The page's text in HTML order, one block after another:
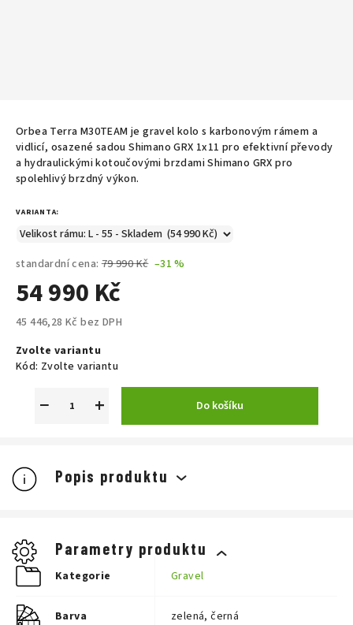
Orbea Terra M30TEAM je gravel kolo s karbonovým rámem a
vidlicí, osazené sadou Shimano GRX 1x11 pro efektivní převody
a hydraulickými kotoučovými brzdami Shimano GRX pro
spolehlivý brzdný výkon.
VARIANTA:
standardní cena: 79 990 Kč –31 %
54 990 Kč
45 446,28 Kč bez DPH
cena:
Zvolte variantu
Kód: Zvolte variantu
+
− Do košíku
Popis produktu
Parametry produktu
Kategorie Gravel
Barva zelená, černá